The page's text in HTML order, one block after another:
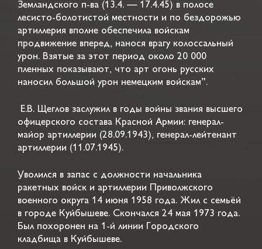
Земландского п-ва (13.4. — 17.4.45) в полосе
лесисто-болотистой местности и по бездорожью
артиллерия вполне обеспечила войскам
продвижение вперед, нанося врагу колоссальный
урон. Взятые за этот период около 20 000
пленных показывают, что арт огонь русских
наносил большой урон немецким войскам”.
Е.В. Щеглов заслужил в годы войны звания высшего
офицерского состава Красной Армии: генерал-
майор артиллерии (28.09.1943), генерал-лейтенант
артиллерии (11.07.1945).
Уволился в запас с должности начальника
ракетных войск и артиллерии Приволжского
военного округа 14 июня 1958 года. Жил с семьёй
в городе Куйбышеве. Скончался 24 мая 1973 года.
Был похоронен на 1-й линии Городского
кладбища в Куйбышеве.